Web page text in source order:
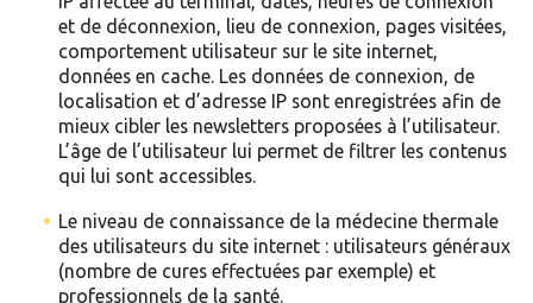
et de déconnexion, lieu de connexion, pages visitées,
comportement utilisateur sur le site internet,
données en cache. Les données de connexion, de
localisation et d’adresse IP sont enregistrées afin de
mieux cibler les newsletters proposées à l’utilisateur.
L’âge de l’utilisateur lui permet de filtrer les contenus
qui lui sont accessibles.
Le niveau de connaissance de la médecine thermale
des utilisateurs du site internet : utilisateurs généraux
(nombre de cures effectuées par exemple) et
professionnels de la santé.